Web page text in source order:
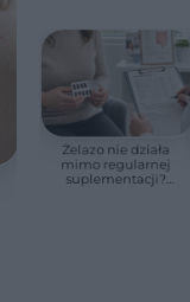
Żelazo nie działa
mimo regularnej
suplementacji?